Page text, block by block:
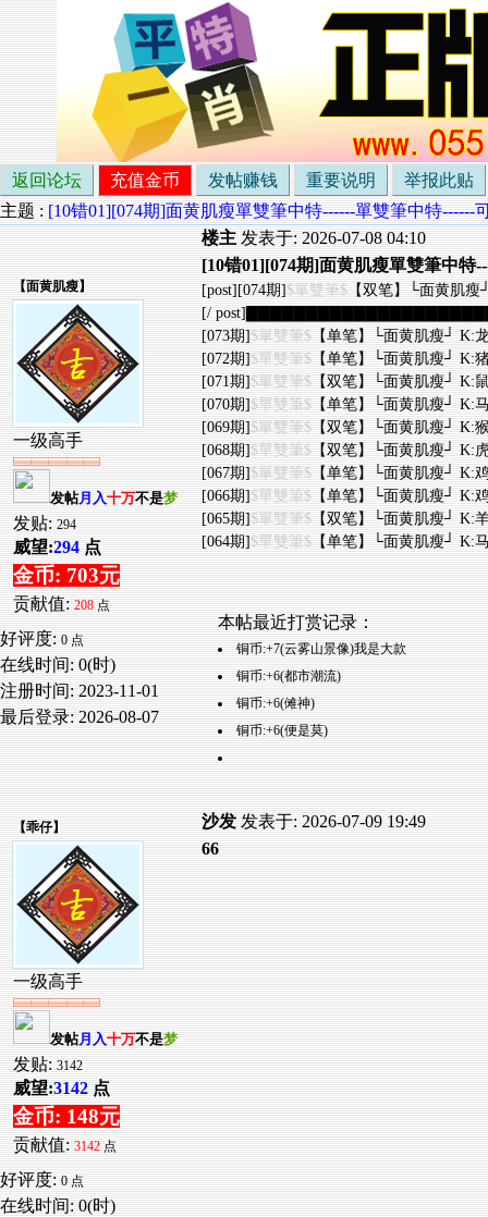
返回论坛 充值金币 发帖赚钱 重要说明
举报此贴
主题 : [10错01][074期]面黄肌瘦單雙筆中特------單雙筆中特------
【面黄肌瘦】
一级高手
发帖月入十万不是梦
发贴: 294
威望:294 点
金币: 703元
贡献值: 208 点
好评度: 0 点
在线时间: 0(时)
注册时间: 2023-11-01
最后登录: 2026-08-07
楼主 发表于: 2026-07-08 04:10
[10错01][074期]面黄肌瘦單雙筆中特
[post][074期]$單雙筆$ 【双笔】└面黄肌瘦
[/
[073期]$單雙筆$ 【单笔】└面黄肌瘦┘ K:
[072期]$單雙筆$ 【单笔】└面黄肌瘦┘ K:
[071期]$單雙筆$ 【双笔】└面黄肌瘦┘ K:
[070期]$單雙筆$ 【单笔】└面黄肌瘦┘ K:
[069期]$單雙筆$ 【双笔】└面黄肌瘦┘ K:
[068期]$單雙筆$ 【双笔】└面黄肌瘦┘ K:
[067期]$單雙筆$ 【单笔】└面黄肌瘦┘ K:
[066期]$單雙筆$ 【单笔】└面黄肌瘦┘ K:
[065期]$單雙筆$ 【双笔】└面黄肌瘦┘ K:
[064期]$單雙筆$ 【单笔】└面黄肌瘦┘ K:
本帖最近打赏记录：
铜币:+7(云雾山景像)我是大款
铜币:+6(都市潮流)
铜币:+6(傩神)
铜币:+6(便是莫)
【乖仔】
一级高手
发帖月入十万不是梦
发贴: 3142
威望:3142 点
金币: 148元
贡献值: 3142 点
好评度: 0 点
在线时间: 0(时)
沙发 发表于: 2026-07-09 19:49
66